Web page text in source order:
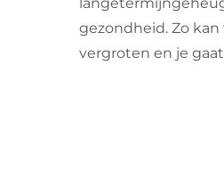
gezondheid. Zo
vergroten en je